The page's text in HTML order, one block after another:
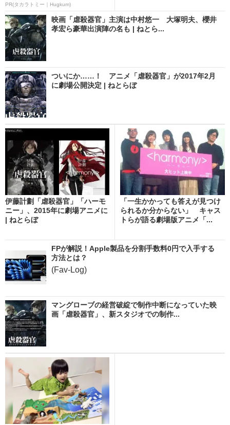
PR(タカラトミー｜Hugkum)
映画「虐殺器官」主演は中村悠一 大塚明夫、櫻井
孝宏ら豪華出演陣の名も | ねとら...
ついにか……！ アニメ「虐殺器官」が2017年2月
に劇場公開決定 | ねとらぼ
伊藤計劃「虐殺器官」「ハーモ
ニー」、2015年に劇場アニメに
| ねとらぼ
「一生かかっても答えが見つけ
られるか分からない」 キャス
トらが語る劇場版アニメ「...
FPが解説！Apple製品を分割手数料0円で入手する
方法とは？
(Fav-Log)
マングローブの経営破綻で制作中断になっていた映
画「虐殺器官」、新スタジオでの制作...